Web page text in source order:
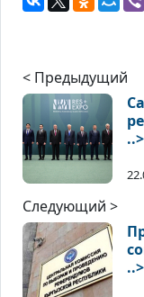
< Предыдущий
..>
Следующий >
..>